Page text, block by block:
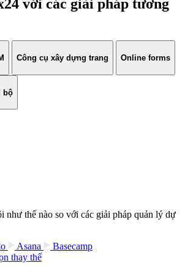
với các giải pháp tương
Công cụ xây dựng trang Online forms
bộ
thế nào so với các giải pháp quản lý dự
Asana
Basecamp
thay thế